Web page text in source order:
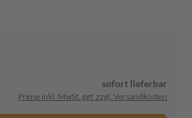
sofort lieferbar
Preise inkl. MwSt. ggf. zzgl. Versandkosten